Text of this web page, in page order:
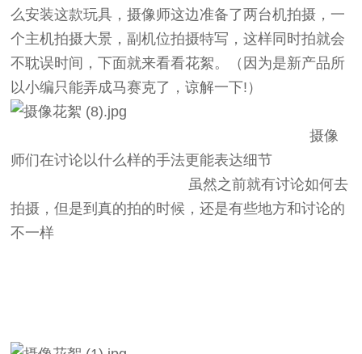
么安装这款玩具，摄像师这边准备了两台机拍摄，一
个主机拍摄大景，副机位拍摄特写，这样同时拍就会
不耽误时间，下面就来看看花絮。（因为是新产品所
以小编只能弄成马赛克了，谅解一下!）
摄像
师们在讨论以什么样的手法更能表达细节
虽然之前就有讨论如何去
拍摄，但是到真的拍的时候，还是有些地方和讨论的
不一样